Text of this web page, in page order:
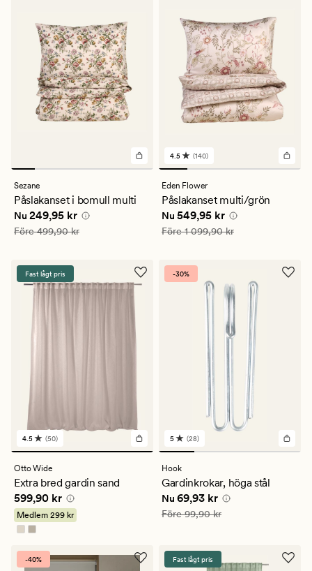
Sezane
Påslakanset i bomull multi
Nuvarande pris
Nu 249,95 kr
Ordinarie pris 499,90 kr
Före499,90 kr
140
omdömen
med
ett
genomsnittligt
betyg
på
4.5
4.5 (140)
Eden Flower
Påslakanset multi/grön
Nuvarande pris
Nu 549,95 kr
Ordinarie pris 1 099,90 kr
Före1 099,90 kr
Fast lågt pris
50
omdömen
med
genomsnittligt
betyg
på
4.5
4.5 (50)
Otto Wide
Extra bred gardin sand
Pris 599,90 kr
599,90 kr
Medlem 299 kr
-30%
28
omdömen
med
ett
genomsnittligt
betyg
på
5
5 (28)
Hook
Gardinkrokar, höga stål
Nuvarande pris
Nu 69,93 kr
Ordinarie pris
Före99,90 kr
-40% Fast lågt pris